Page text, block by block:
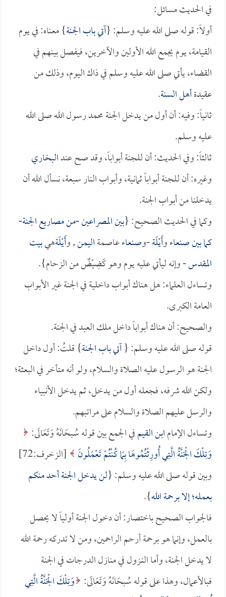
في الحديث مسائل:
أولاً: قوله صلى الله عليه وسلم: {آتي باب الجنة} معناه: في يوم
القيامة، يوم يجمع الله الأولين والآخرين، فيفصل بينهم في
القضاء، يأتي صلى الله عليه وسلم في ذاك اليوم، وذلك من
عقيدةأهل السنة.
ثانياً: وفيه: أن أول من يدخل الجنة محمد رسول الله صلى الله
عليه وسلم.
ثالثاً: وفي الحديث: أن للجنة أبواباً، وقد صح عندالبخاري
وغيره: أن للجنة أبواباً ثمانية، وأبواب النار سبعة، نسأل الله أن
يدخلنا من أبواب الجنة.
وكما في الحديث الصحيح: {بين المصراعين -من مصاريع الجنة-
كما بينصنعاءوأَيْلَة-وصنعاءعاصمةاليمن, وأَيْلَةهيبيت
المقدس- وإنه ليأتي عليه يوم وهو كَضِيْضٌ من الزحام}.
وتساءل العلماء: هل هناك أبواب داخلية في الجنة غير الأبواب
العامة الكبرى.
والصحيح: أن هناك أبواباً داخل ملك العبد في الجنة.
قوله صلى الله عليه وسلم: {آتي باب الجنة} قلتُ: أول داخل
الجنة هو الرسول عليه الصلاة والسلام، ولو أنه متأخر في البعثة؛
ولكن الله شرفه، فجعله أول من يدخل، ثم يدخل الأنبياء
والرسل عليهم الصلاة والسلام على مراتبهم.
وتساءل الإمامابن القيمفي الجمع بين قوله سُبحَانَهُ وَتَعَالَى:
وَتِلْكَ الْجَنَّةُ الَّتِي أُورِثْتُمُوهَا بِمَا كُنْتُمْ تَعْمَلُونَ
[الزخرف:72]
وبين قوله صلى الله عليه وسلم: {لن يدخل الجنة أحد منكم
بعمله؛ إلا برحمة الله}.
فالجواب الصحيح باختصار: أن دخول الجنة أولياً لا يحصل
بالعمل، وإنما هو برحمة أرحم الراحمين، ومن لا تدركه رحمة الله
لا يدخل الجنة، وأما النـزول في منازل الدرجات في الجنة
فبالأعمال، وهذا على قوله سُبحَانَهُ وَتَعَالَى: وَتِلْكَ الْجَنَّةُ الَّتِي